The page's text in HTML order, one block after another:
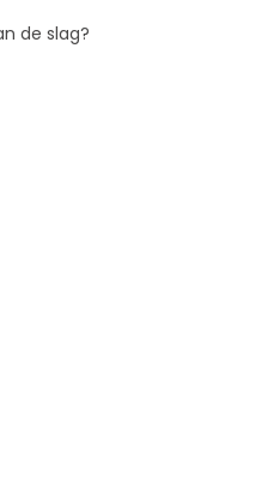
de slag?